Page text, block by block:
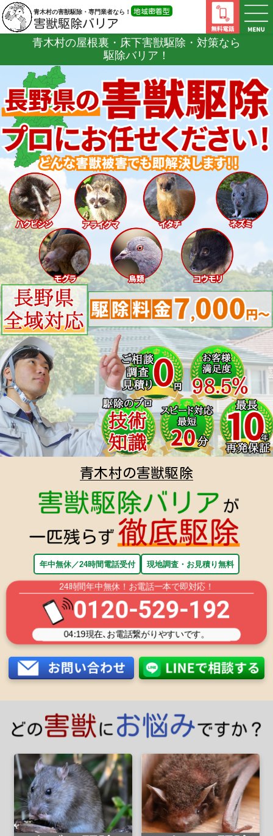
青木村の害獣駆除・専門業者なら！ 地域密着型
害獣駆除バリア
青木村の屋根裏・床下害獣駆除・対策なら
駆除バリア！
青木村の害獣駆除
年中無休／24時間電話受付 現地調査・お見積り無料
24時間年中無休！お電話一本で即対応！
0120-529-192
04:19現在､お電話繋がりやすいです。